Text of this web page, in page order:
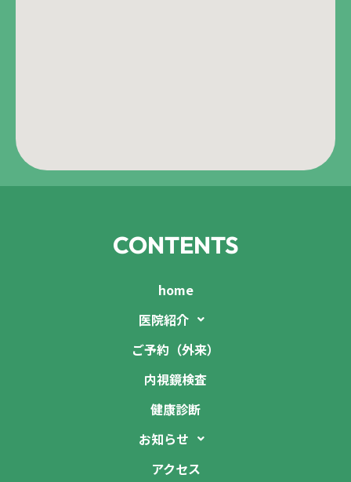
CONTENTS
home
医院紹介
ご予約（外来）
内視鏡検査
健康診断
お知らせ
アクセス